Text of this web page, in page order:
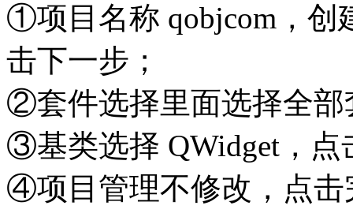
①项目名称 qobjcom，创
击下一步；
②套件选择里面选择全部
③基类选择 QWidget，点
④项目管理不修改，点击